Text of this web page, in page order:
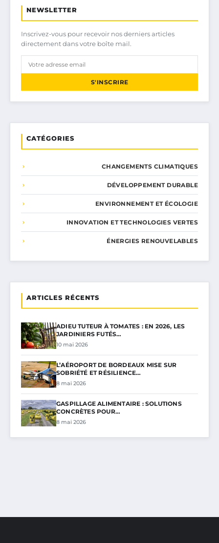
NEWSLETTER
Inscrivez-vous pour recevoir nos derniers articles
directement dans votre boîte mail.
S'INSCRIRE
CATÉGORIES
CHANGEMENTS CLIMATIQUES
DÉVELOPPEMENT DURABLE
ENVIRONNEMENT ET ÉCOLOGIE
INNOVATION ET TECHNOLOGIES VERTES
ÉNERGIES RENOUVELABLES
ARTICLES RÉCENTS
ADIEU TUTEUR À TOMATES : EN 2026, LES
JARDINIERS FUTÉS…
10 mai 2026
L’AÉROPORT DE BORDEAUX MISE SUR
SOBRIÉTÉ ET RÉSILIENCE…
8 mai 2026
GASPILLAGE ALIMENTAIRE : SOLUTIONS
CONCRÈTES POUR…
8 mai 2026